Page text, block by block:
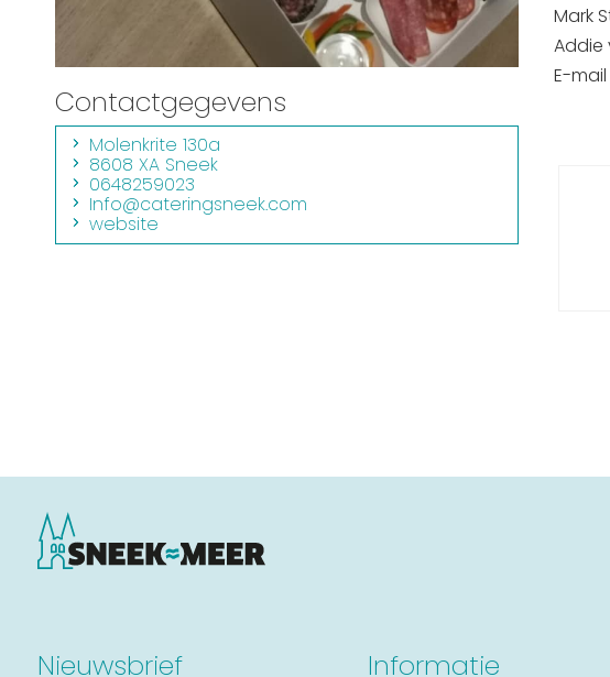
Contactgegevens
Molenkrite 130a
8608 XA Sneek
0648259023
Info@cateringsneek.com
website
Mark
Addie
E-
Nieuwsbrief Informatie